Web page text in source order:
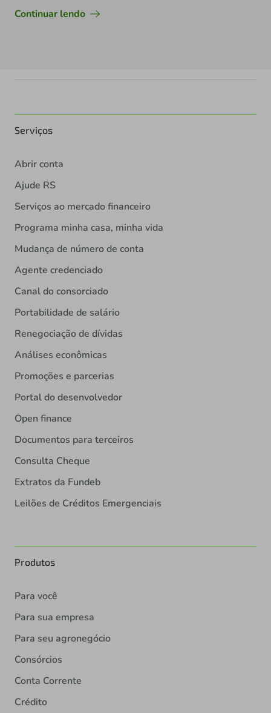
Continuar lendo
Serviços
Abrir conta
Ajude RS
Serviços ao mercado financeiro
Programa minha casa, minha vida
Mudança de número de conta
Agente credenciado
Canal do consorciado
Portabilidade de salário
Renegociação de dívidas
Análises econômicas
Promoções e parcerias
Portal do desenvolvedor
Open finance
Documentos para terceiros
Consulta Cheque
Extratos da Fundeb
Leilões de Créditos Emergenciais
Produtos
Para você
Para sua empresa
Para seu agronegócio
Consórcios
Conta Corrente
Crédito